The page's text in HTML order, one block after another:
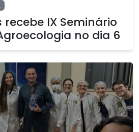
IX Seminário
no dia 6